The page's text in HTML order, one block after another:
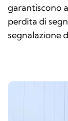
garantiscono
perdita di
segnalazione